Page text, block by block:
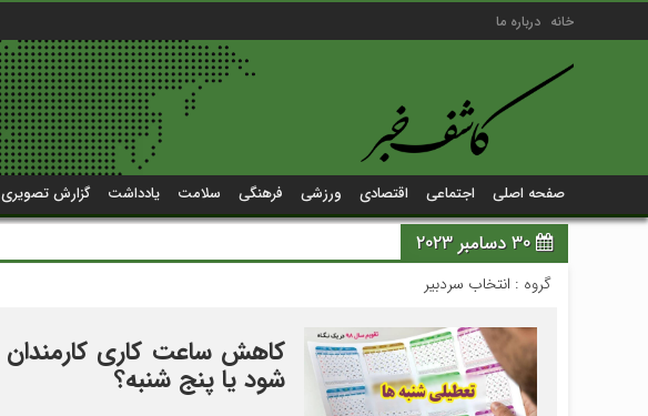
خانه درباره ما
صفحه اصلی اجتماعی اقتصادی ورزشی فرهنگی سلامت یادداشت گزارش تصویری
30 دسامبر 2023
گروه : انتخاب سردبیر
شود یا پنج شنبه؟